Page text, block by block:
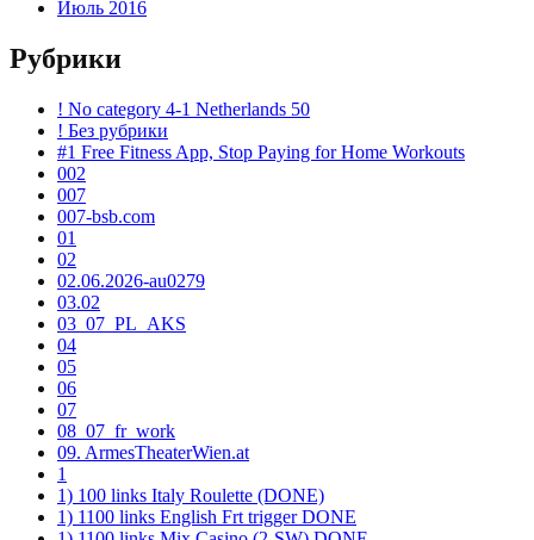
Июль 2016
Рубрики
! No category 4-1 Netherlands 50
! Без рубрики
#1 Free Fitness App, Stop Paying for Home Workouts
002
007
007-bsb.com
01
02
02.06.2026-au0279
03.02
03_07_PL_AKS
04
05
06
07
08_07_fr_work
09. ArmesTheaterWien.at
1
1) 100 links Italy Roulette (DONE)
1) 1100 links English Frt trigger DONE